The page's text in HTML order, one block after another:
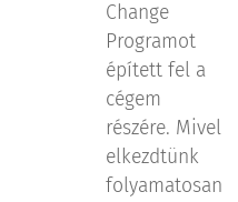
Change
Programot
épített fel a
cégem
részére. Mivel
elkezdtünk
folyamatosan